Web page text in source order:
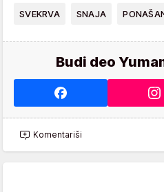
SVEKRVA SNAJA
Budi deo
Komentariši